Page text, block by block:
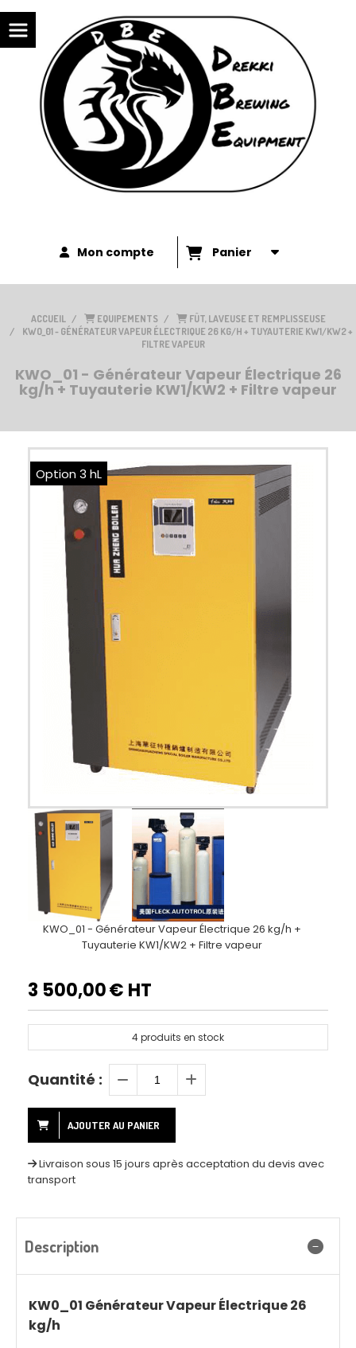
Mon compte Panier
ACCUEIL EQUIPEMENTS
FÛT, LAVEUSE ET REMPLISSEUSE
KWO_01 - GÉNÉRATEUR VAPEUR ÉLECTRIQUE 26 KG/H + TUYAUTERIE KW1/KW2 +
FILTRE VAPEUR
KWO_01 - Générateur Vapeur Électrique 26
kg/h + Tuyauterie KW1/KW2 + Filtre vapeur
Option 3 hL
KWO_01 - Générateur Vapeur Électrique 26 kg/h +
Tuyauterie KW1/KW2 + Filtre vapeur
3 500,00€ HT
4produits en stock
Quantité :
AJOUTER AU PANIER
Livraison sous 15 jours après acceptation du devis avec
transport
Description
KW0_01 Générateur Vapeur Électrique 26
kg/h